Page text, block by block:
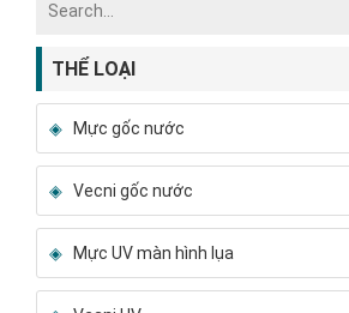
THỂ LOẠI
Mực gốc nước
Vecni gốc nước
Mực UV màn hình lụa